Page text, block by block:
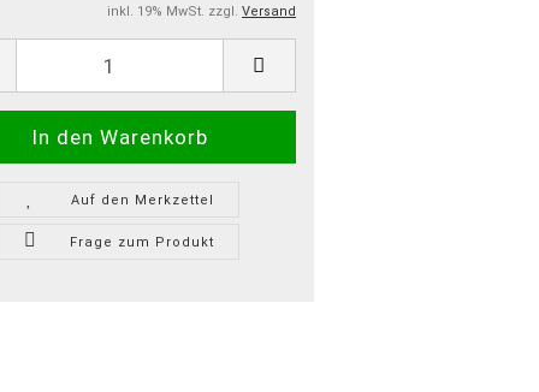
inkl. 19% MwSt. zzgl. Versand
Auf den Merkzettel
Frage zum Produkt